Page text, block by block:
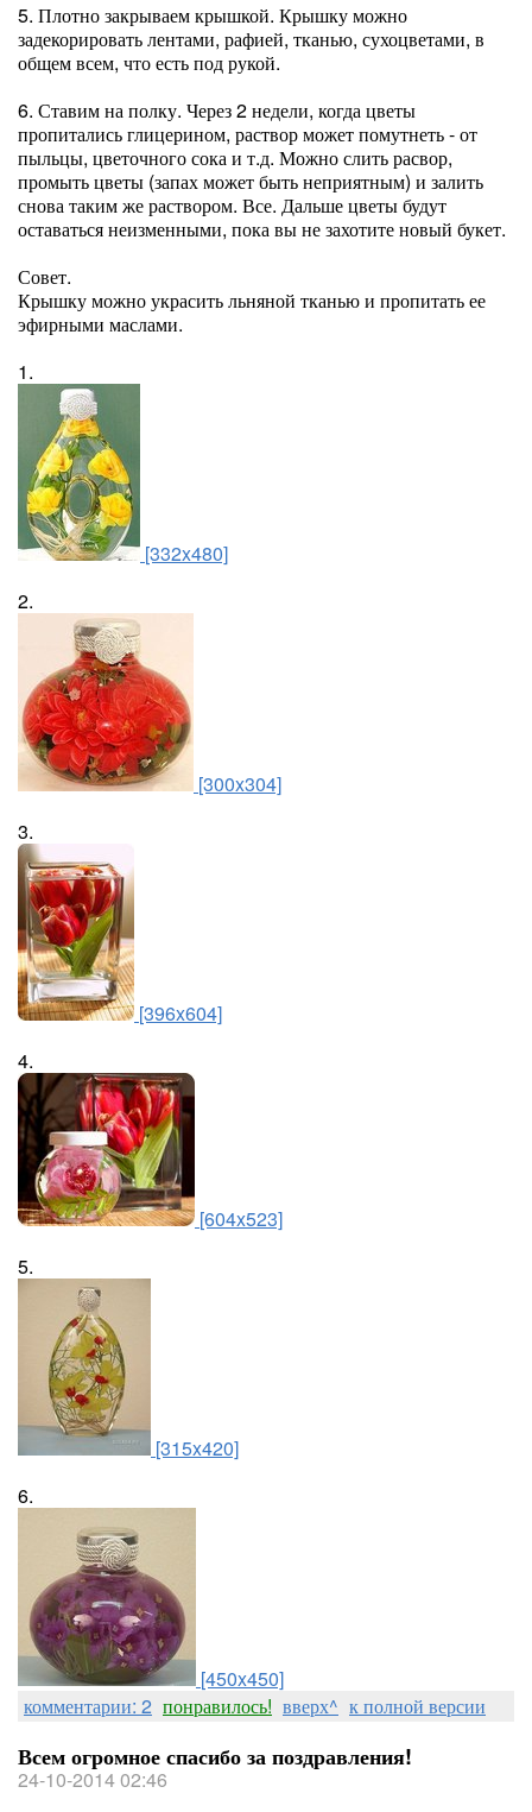
5. Плотно закрываем крышкой. Крышку можно
задекорировать лентами, рафией, тканью, сухоцветами, в
общем всем, что есть под рукой.
6. Ставим на полку. Через 2 недели, когда цветы
пропитались глицерином, раствор может помутнеть - от
пыльцы, цветочного сока и т.д. Можно слить расвор,
промыть цветы (запах может быть неприятным) и залить
снова таким же раствором. Все. Дальше цветы будут
оставаться неизменными, пока вы не захотите новый букет.
Совет.
Крышку можно украсить льняной тканью и пропитать ее
эфирными маслами.
1.
[332x480]
2.
[300x304]
3.
[396x604]
4.
[604x523]
5.
[315x420]
6.
[450x450]
комментарии: 2 понравилось! вверх^ к полной версии
Всем огромное спасибо за поздравления!
24-10-2014 02:46